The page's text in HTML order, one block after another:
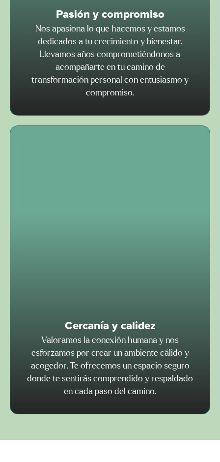
Pasión y compromiso
Nos apasiona lo que hacemos y estamos
dedicados a tu crecimiento y bienestar.
Llevamos años comprometiéndonos a
acompañarte en tu camino de
transformación personal con entusiasmo y
compromiso.​
Cercanía y calidez
Valoramos la conexión humana y nos
esforzamos por crear un ambiente cálido y
acogedor. Te ofrecemos un espacio seguro
donde te sentirás comprendido y respaldado
en cada paso del camino.​